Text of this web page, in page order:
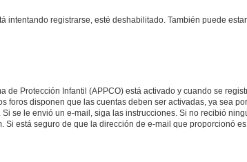
registrarse, esté deshabilitado. También puede
de Protección Infantil (APPCO) está activado y cuando se
disponen que las cuentas deben ser activadas, ya sea
se le envió un e-mail, siga las instrucciones. Si no recibió
está seguro de que la dirección de e-mail que proporcionó